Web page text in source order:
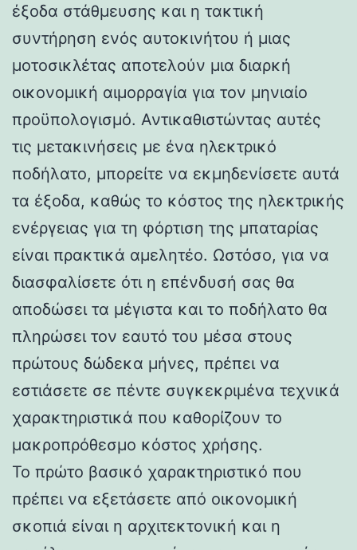
έξοδα στάθμευσης και η τακτική
συντήρηση ενός αυτοκινήτου ή μιας
μοτοσικλέτας αποτελούν μια διαρκή
οικονομική αιμορραγία για τον μηνιαίο
προϋπολογισμό. Αντικαθιστώντας αυτές
τις μετακινήσεις με ένα ηλεκτρικό
ποδήλατο, μπορείτε να εκμηδενίσετε αυτά
τα έξοδα, καθώς το κόστος της ηλεκτρικής
ενέργειας για τη φόρτιση της μπαταρίας
είναι πρακτικά αμελητέο. Ωστόσο, για να
διασφαλίσετε ότι η επένδυσή σας θα
αποδώσει τα μέγιστα και το ποδήλατο θα
πληρώσει τον εαυτό του μέσα στους
πρώτους δώδεκα μήνες, πρέπει να
εστιάσετε σε πέντε συγκεκριμένα τεχνικά
χαρακτηριστικά που καθορίζουν το
μακροπρόθεσμο κόστος χρήσης.
Το πρώτο βασικό χαρακτηριστικό που
πρέπει να εξετάσετε από οικονομική
σκοπιά είναι η αρχιτεκτονική και η